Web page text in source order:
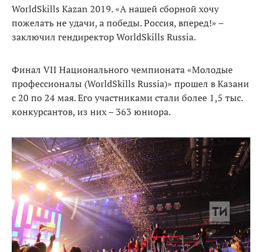
WorldSkills Kazan 2019. «А нашей сборной хочу
пожелать не удачи, а победы. Россия, вперед!» –
заключил гендиректор WorldSkills Russia.
Финал VII Национального чемпионата «Молодые
профессионалы (WorldSkills Russia)» прошел в Казани
с 20 по 24 мая. Его участниками стали более 1,5 тыс.
конкурсантов, из них – 363 юниора.